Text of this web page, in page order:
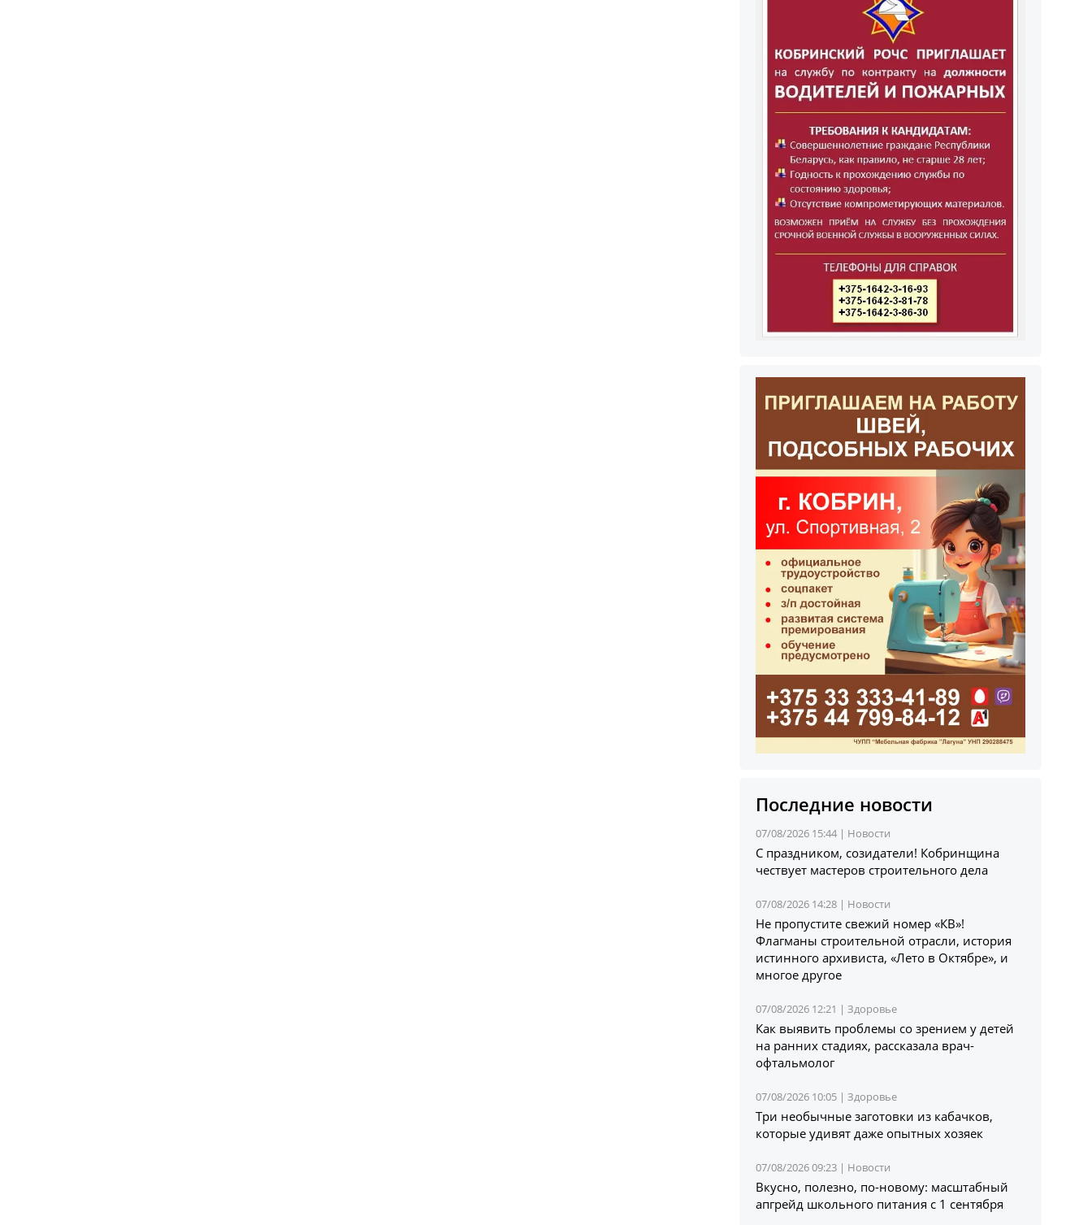
Последние новости
07/08/2026 15:44 | Новости
С праздником, созидатели! Кобринщина
чествует мастеров строительного дела
07/08/2026 14:28 | Новости
Не пропустите свежий номер «КВ»!
Флагманы строительной отрасли, история
истинного архивиста, «Лето в Октябре», и
многое другое
07/08/2026 12:21 |Здоровье
Как выявить проблемы со зрением у детей
на ранних стадиях, рассказала врач-
офтальмолог
07/08/2026 10:05 |Здоровье
Три необычные заготовки из кабачков,
которые удивят даже опытных хозяек
07/08/2026 09:23 | Новости
Вкусно, полезно, по-новому: масштабный
апгрейд школьного питания с 1 сентября